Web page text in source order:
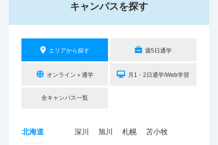
キャンパスを探す
エリアから探す 週5日通学
オンライン＋通学 月1・2日通学/Web学習
全キャンパス一覧
北海道 深川 旭川 札幌 苫小牧